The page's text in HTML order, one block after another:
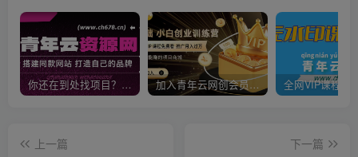
你还在到处找项目？还在当韭菜？我靠卖项目一个月收入5万+，曾经我也是个失败者。 加入青年云网创会员，全站资源免费学习。加入高级合伙人，推广日入1000+
上一篇
下一篇